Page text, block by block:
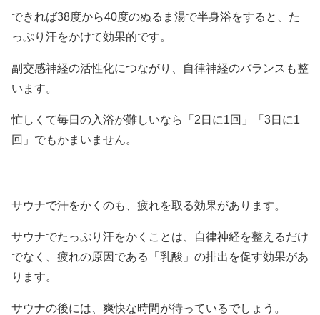
できれば38度から40度のぬるま湯で半身浴をすると、た
っぷり汗をかけて効果的です。
副交感神経の活性化につながり、自律神経のバランスも整
います。
忙しくて毎日の入浴が難しいなら「2日に1回」「3日に1
回」でもかまいません。
サウナで汗をかくのも、疲れを取る効果があります。
サウナでたっぷり汗をかくことは、自律神経を整えるだけ
でなく、疲れの原因である「乳酸」の排出を促す効果があ
ります。
サウナの後には、爽快な時間が待っているでしょう。